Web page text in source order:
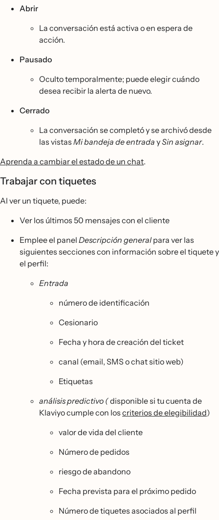
Abrir
La conversación está activa o en espera de
acción.
Pausado
Oculto temporalmente; puede elegir cuándo
desea recibir la alerta de nuevo.
Cerrado
La conversación se completó y se archivó desde
las vistas Mi bandeja de entrada ySin asignar.
Aprenda a cambiar el estado de un chat.
Trabajar con tiquetes
Al ver un tiquete, puede:
Ver los últimos 50 mensajes con el cliente
Emplee el panel Descripción generalpara ver las
siguientes secciones con información sobre el tiquete y
el perfil:
Entrada
número de identificación
Cesionario
Fecha y hora de creación del ticket
canal (email, SMS o chat sitio web)
Etiquetas
análisis predictivo (disponible si tu cuenta de
Klaviyo cumple con los criterios de elegibilidad)
valor de vida del cliente
Número de pedidos
riesgo de abandono
Fecha prevista para el próximo pedido
Número de tiquetes asociados al perfil